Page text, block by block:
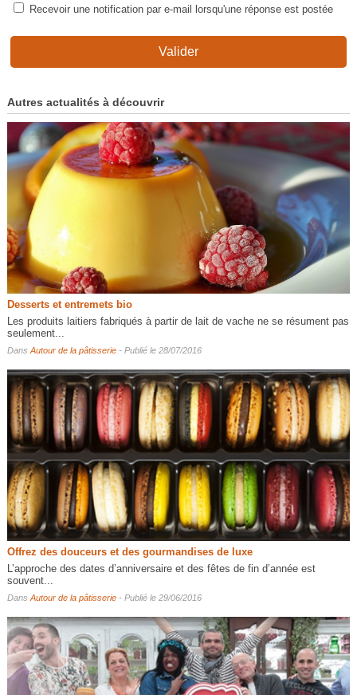
Recevoir une notification par e-mail lorsqu'une réponse est postée
Valider
Autres actualités à découvrir
Desserts et entremets bio
Les produits laitiers fabriqués à partir de lait de vache ne se résument pas
seulement...
Dans Autour de la pâtisserie- Publié le 28/07/2016
Offrez des douceurs et des gourmandises de luxe
L’approche des dates d’anniversaire et des fêtes de fin d’année est
souvent...
Dans Autour de la pâtisserie- Publié le 29/06/2016